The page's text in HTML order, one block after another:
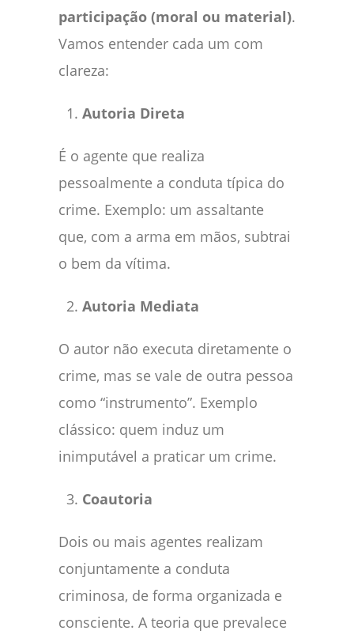
participação (moral ou material).
Vamos entender cada um com
clareza:
Autoria Direta
É o agente que realiza
pessoalmente a conduta típica do
crime. Exemplo: um assaltante
que, com a arma em mãos, subtrai
o bem da vítima.
Autoria Mediata
O autor não executa diretamente o
crime, mas se vale de outra pessoa
como “instrumento”. Exemplo
clássico: quem induz um
inimputável a praticar um crime.
Coautoria
Dois ou mais agentes realizam
conjuntamente a conduta
criminosa, de forma organizada e
consciente. A teoria que prevalece